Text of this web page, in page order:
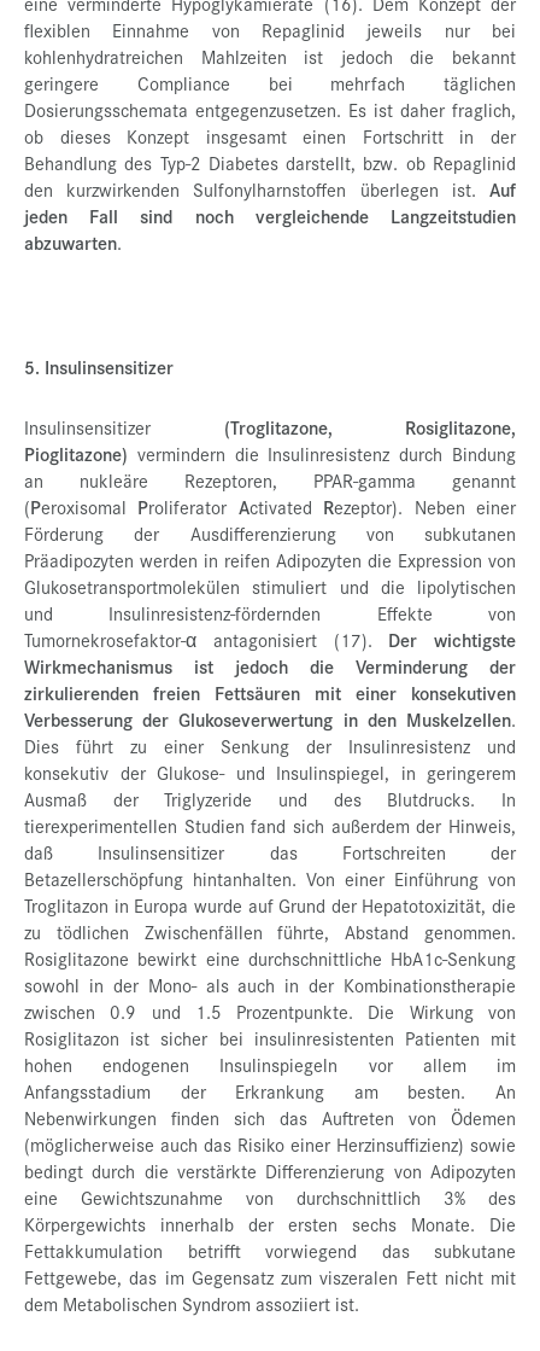
flexiblen Einnahme von Repaglinid jeweils nur bei
kohlenhydratreichen Mahlzeiten ist jedoch die bekannt
geringere Compliance bei mehrfach täglichen
Dosierungsschemata entgegenzusetzen. Es ist daher fraglich,
ob dieses Konzept insgesamt einen Fortschritt in der
Behandlung des Typ-2 Diabetes darstellt, bzw. ob Repaglinid
den kurzwirkenden Sulfonylharnstoffen überlegen ist. Auf
jeden Fall sind noch vergleichende Langzeitstudien
abzuwarten.
5. Insulinsensitizer
Insulinsensitizer (Troglitazone, Rosiglitazone,
Pioglitazone) vermindern die Insulinresistenz durch Bindung
an nukleäre Rezeptoren, PPAR-gamma genannt
(Peroxisomal Proliferator Activated Rezeptor). Neben einer
Förderung der Ausdifferenzierung von subkutanen
Präadipozyten werden in reifen Adipozyten die Expression von
Glukosetransportmolekülen stimuliert und die lipolytischen
und Insulinresistenz-fördernden Effekte von
Tumornekrosefaktor-α antagonisiert (17). Der wichtigste
Wirkmechanismus ist jedoch die Verminderung der
zirkulierenden freien Fettsäuren mit einer konsekutiven
Verbesserung der Glukoseverwertung in den Muskelzellen.
Dies führt zu einer Senkung der Insulinresistenz und
konsekutiv der Glukose- und Insulinspiegel, in geringerem
Ausmaß der Triglyzeride und des Blutdrucks. In
tierexperimentellen Studien fand sich außerdem der Hinweis,
daß Insulinsensitizer das Fortschreiten der
Betazellerschöpfung hintanhalten. Von einer Einführung von
Troglitazon in Europa wurde auf Grund der Hepatotoxizität, die
zu tödlichen Zwischenfällen führte, Abstand genommen.
Rosiglitazone bewirkt eine durchschnittliche HbA1c-Senkung
sowohl in der Mono- als auch in der Kombinationstherapie
zwischen 0.9 und 1.5 Prozentpunkte. Die Wirkung von
Rosiglitazon ist sicher bei insulinresistenten Patienten mit
hohen endogenen Insulinspiegeln vor allem im
Anfangsstadium der Erkrankung am besten. An
Nebenwirkungen finden sich das Auftreten von Ödemen
(möglicherweise auch das Risiko einer Herzinsuffizienz) sowie
bedingt durch die verstärkte Differenzierung von Adipozyten
eine Gewichtszunahme von durchschnittlich 3% des
Körpergewichts innerhalb der ersten sechs Monate. Die
Fettakkumulation betrifft vorwiegend das subkutane
Fettgewebe, das im Gegensatz zum viszeralen Fett nicht mit
dem Metabolischen Syndrom assoziiert ist.